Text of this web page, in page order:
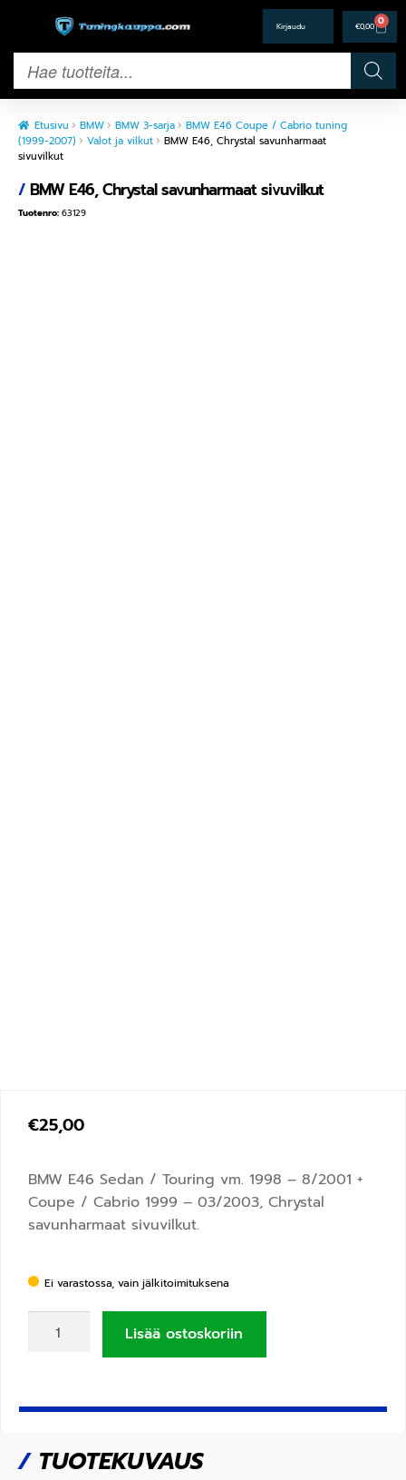
€0,00 0
Etusivu BMW BMW 3-sarja
BMW E46 Coupe / Cabrio tuning
(1999-2007)
Valot ja vilkut
BMW E46, Chrystal savunharmaat
sivuvilkut
/BMW E46, Chrystal savunharmaat sivuvilkut
Tuotenro: 63129
€25,00
BMW E46 Sedan / Touring vm. 1998 – 8/2001 +
Coupe / Cabrio 1999 – 03/2003, Chrystal
savunharmaat sivuvilkut.
Ei varastossa, vain jälkitoimituksena
Lisää ostoskoriin
/TUOTEKUVAUS